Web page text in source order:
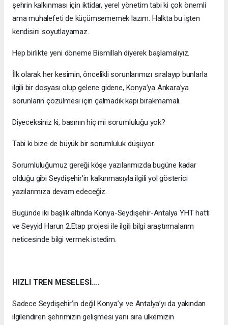
şehrin kalkınması için iktidar, yerel yönetim tabi ki çok önemli
ama muhalefeti de küçümsememek lazım. Halkta bu işten
kendisini soyutlayamaz.
Hep birlikte yeni döneme Bismillah diyerek başlamalıyız.
İlk olarak her kesimin, öncelikli sorunlarımızı sıralayıp bunlarla
ilgili bir dosyası olup gelene gidene, Konya’ya Ankara’ya
sorunların çözülmesi için çalmadık kapı bırakmamalı.
Diyeceksiniz ki, basının hiç mi sorumluluğu yok?
Tabi ki bize de büyük bir sorumluluk düşüyor.
Sorumluluğumuz gereği köşe yazılarımızda bugüne kadar
olduğu gibi Seydişehir’in kalkınmasıyla ilgili yol gösterici
yazılarımıza devam edeceğiz.
Bugünde iki başlık altında Konya-Seydişehir-Antalya YHT hattı
ve Seyyid Harun 2.Etap projesi ile ilgili bilgi araştırmalarım
neticesinde bilgi vermek istedim.
HIZLI TREN MESELESİ….
Sadece Seydişehir’in değil Konya’yı ve Antalya’yı da yakından
ilgilendiren şehrimizin gelişmesi yanı sıra ülkemizin